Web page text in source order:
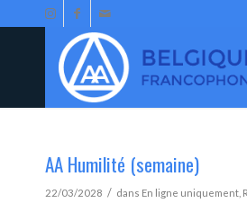
AA Humilité (semaine)
22/03/2028 / dans En ligne uniquement